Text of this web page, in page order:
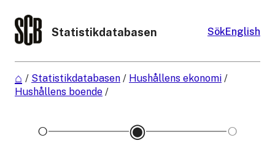
Statistikdatabasen SökEnglish
/ Statistikdatabasen / Hushållens ekonomi /
Hushållens boende /